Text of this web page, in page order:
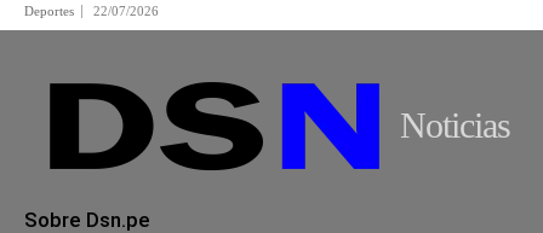
Deportes 22/07/2026
Noticias
Sobre Dsn.pe